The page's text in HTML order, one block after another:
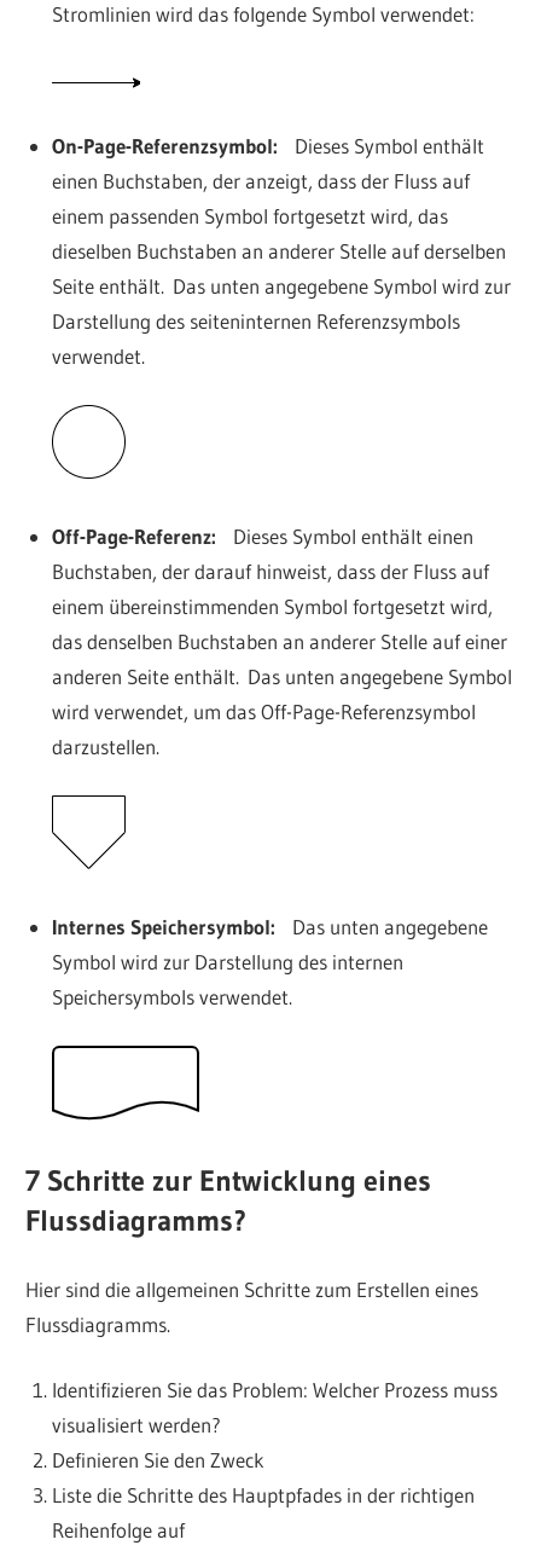
Stromlinien wird das folgende Symbol verwendet:
On-Page-Referenzsymbol: Dieses Symbol enthält
einen Buchstaben, der anzeigt, dass der Fluss auf
einem passenden Symbol fortgesetzt wird, das
dieselben Buchstaben an anderer Stelle auf derselben
Seite enthält. Das unten angegebene Symbol wird zur
Darstellung des seiteninternen Referenzsymbols
verwendet.
Off-Page-Referenz: Dieses Symbol enthält einen
Buchstaben, der darauf hinweist, dass der Fluss auf
einem übereinstimmenden Symbol fortgesetzt wird,
das denselben Buchstaben an anderer Stelle auf einer
anderen Seite enthält. Das unten angegebene Symbol
wird verwendet, um das Off-Page-Referenzsymbol
darzustellen.
Internes Speichersymbol: Das unten angegebene
Symbol wird zur Darstellung des internen
Speichersymbols verwendet.
7 Schritte zur Entwicklung eines
Flussdiagramms?
Hier sind die allgemeinen Schritte zum Erstellen eines
Flussdiagramms.
Identifizieren Sie das Problem: Welcher Prozess muss
visualisiert werden?
Definieren Sie den Zweck
Liste die Schritte des Hauptpfades in der richtigen
Reihenfolge auf